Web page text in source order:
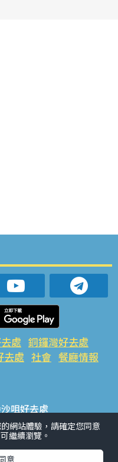
處 銅鑼灣好去處
去處 社會 餐廳情報
咀好去處
處 旺角好去處 社會
網站體驗，請確定您同意
繼續瀏覽。
意